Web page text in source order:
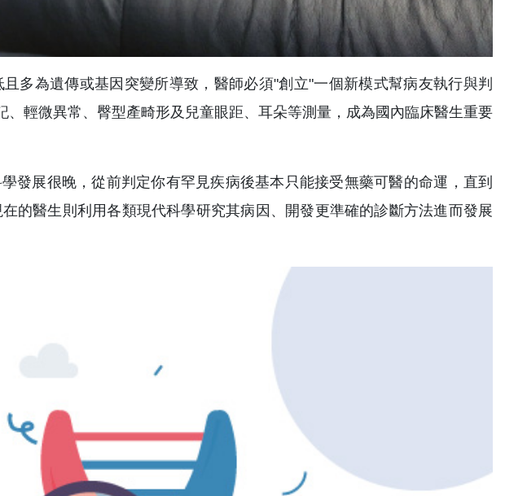
多為遺傳或基因突變所導致，醫師必須"創立"一個新模式幫病友執行與判
輕微異常、臀型產畸形及兒童眼距、耳朵等測量，成為國內臨床醫生重要
發展很晚，從前判定你有罕見疾病後基本只能接受無藥可醫的命運，直到
的醫生則利用各類現代科學研究其病因、開發更準確的診斷方法進而發展